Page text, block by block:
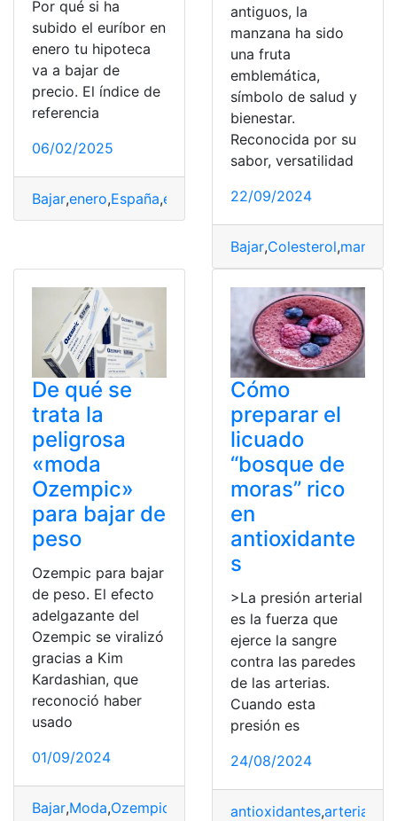
Por qué si ha
subido el euríbor en
enero tu hipoteca
va a bajar de
precio. El índice de
referencia
06/02/2025
Bajar,enero,España,euríbor Hipoteca,Precio
antiguos, la
manzana ha sido
una fruta
emblemática,
símbolo de salud y
bienestar.
Reconocida por su
sabor, versatilidad
22/09/2024
Bajar,Colesterol,
De qué se
trata la
peligrosa
«moda
Ozempic»
para bajar de
peso
Ozempic para bajar
de peso. El efecto
adelgazante del
Ozempic se viralizó
gracias a Kim
Kardashian, que
reconoció haber
usado
01/09/2024
Bajar,Moda,Ozempic peligrosa,Peso
Cómo
preparar el
licuado
“bosque de
moras” rico
en
antioxidante
s
>La presión arterial
es la fuerza que
ejerce la sangre
contra las paredes
de las arterias.
Cuando esta
presión es
24/08/2024
antioxidantes,arterial